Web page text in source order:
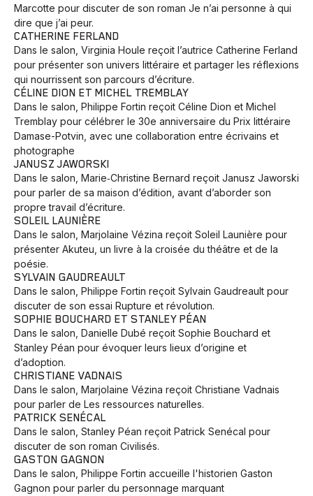
Animaux Avenir
Développement Pêche
Voyage Yoga
Marcotte pour discuter de son roman Je n’ai personne à qui
dire que j’ai peur.
CATHERINE FERLAND
Dans le salon, Virginia Houle reçoit l’autrice Catherine Ferland
pour présenter son univers littéraire et partager les réflexions
qui nourrissent son parcours d’écriture.
CÉLINE DION ET MICHEL TREMBLAY
Dans le salon, Philippe Fortin reçoit Céline Dion et Michel
Tremblay pour célébrer le 30e anniversaire du Prix littéraire
Damase-Potvin, avec une collaboration entre écrivains et
photographe
JANUSZ JAWORSKI
Dans le salon, Marie‑Christine Bernard reçoit Janusz Jaworski
pour parler de sa maison d’édition, avant d’aborder son
propre travail d’écriture.
SOLEIL LAUNIÈRE
Dans le salon, Marjolaine Vézina reçoit Soleil Launière pour
présenter Akuteu, un livre à la croisée du théâtre et de la
poésie.
SYLVAIN GAUDREAULT
Dans le salon, Philippe Fortin reçoit Sylvain Gaudreault pour
discuter de son essai Rupture et révolution.
SOPHIE BOUCHARD ET STANLEY PÉAN
Dans le salon, Danielle Dubé reçoit Sophie Bouchard et
Stanley Péan pour évoquer leurs lieux d’origine et
d’adoption.
CHRISTIANE VADNAIS
Dans le salon, Marjolaine Vézina reçoit Christiane Vadnais
pour parler de Les ressources naturelles.
PATRICK SENÉCAL
Dans le salon, Stanley Péan reçoit Patrick Senécal pour
discuter de son roman Civilisés.
GASTON GAGNON
Dans le salon, Philippe Fortin accueille l'historien Gaston
Gagnon pour parler du personnage marquant